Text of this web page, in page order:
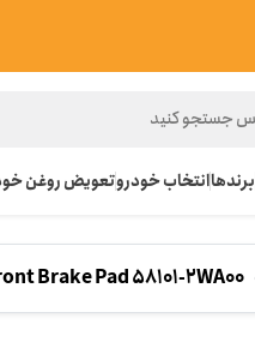
برندهاانتخاب خودروتعویض روغن
Brake Pad 58101-2WA00